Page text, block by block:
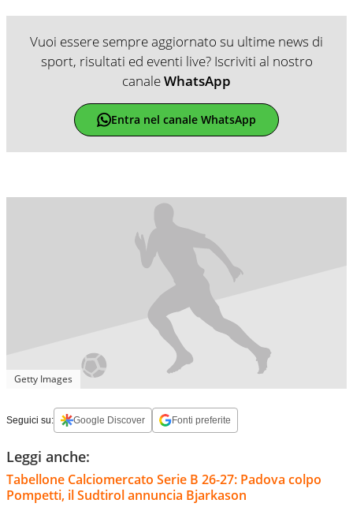
Vuoi essere sempre aggiornato su ultime news di
sport, risultati ed eventi live? Iscriviti al nostro
canaleWhatsApp
Entra nel canale WhatsApp
Getty Images
Seguici su: Google Discover Fonti preferite
Leggi anche:
Tabellone Calciomercato Serie B 26-27: Padova colpo
Pompetti, il Sudtirol annuncia Bjarkason